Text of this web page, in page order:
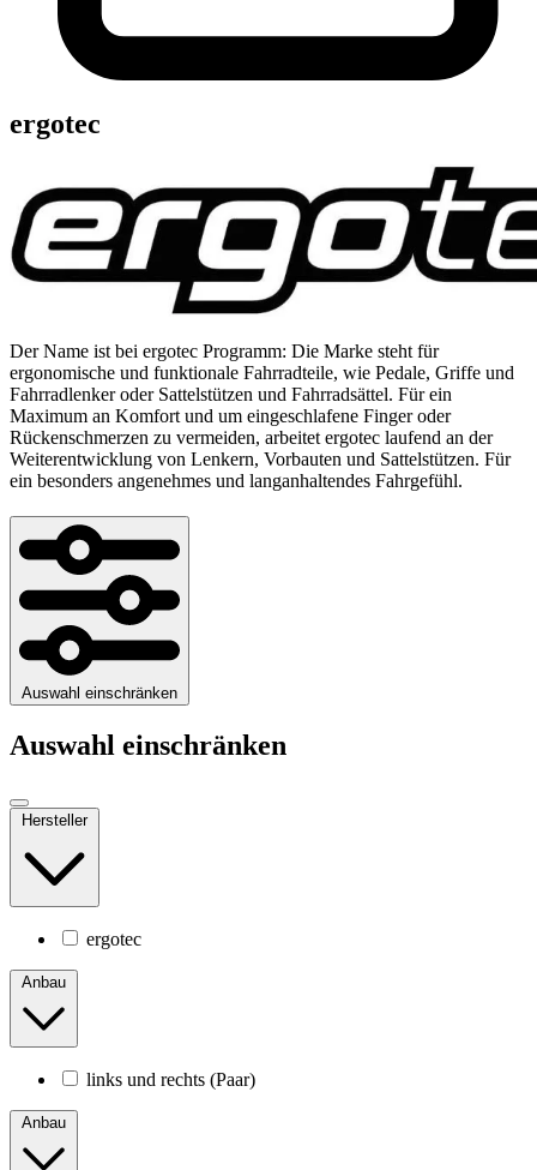
ergotec
Der Name ist bei ergotec Programm: Die Marke steht für
ergonomische und funktionale Fahrradteile, wie Pedale, Griffe und
Fahrradlenker oder Sattelstützen und Fahrradsättel. Für ein
Maximum an Komfort und um eingeschlafene Finger oder
Rückenschmerzen zu vermeiden, arbeitet ergotec laufend an der
Weiterentwicklung von Lenkern, Vorbauten und Sattelstützen. Für
ein besonders angenehmes und langanhaltendes Fahrgefühl.
Auswahl einschränken
Auswahl einschränken
Hersteller
ergotec
Anbau
links und rechts (Paar)
Anbau